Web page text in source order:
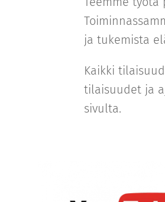
ja tukemista
Kaikki
tilaisuudet ja
sivulta.